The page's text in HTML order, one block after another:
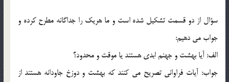
سؤال از دو قسمت تشكيل شده است و ما هريك را جداگانه مطرح كرده و
جواب مي دهيم:
الف: آيا بهشت و جهنم ابدي هستند يا موقت و محدود؟
جواب: آيات فراواني تصريح مي كنند كه بهشت و دوزخ جاودانه هستند از